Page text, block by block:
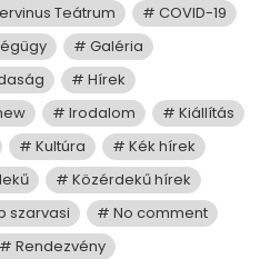
Teátrum
COVID-19
Galéria
Hírek
Irodalom
Kiállítás
Kultúra
Kék hírek
Közérdekű hírek
szarvasi
No comment
Rendezvény